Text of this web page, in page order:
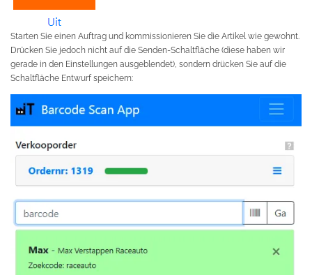
Starten Sie einen Auftrag und kommissionieren Sie die Artikel wie gewohnt.
Drücken Sie jedoch nicht auf die Senden-Schaltfläche (diese haben wir
gerade in den Einstellungen ausgeblendet), sondern drücken Sie auf die
Schaltfläche Entwurf speichern: